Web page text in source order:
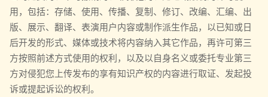
用，包括：存储、使用、传播、复制、修订、改编、汇编、出
版、展示、翻译、表演用户内容或制作派生作品，以已知或日
后开发的形式、媒体或技术将内容纳入其它作品，再许可第三
方按照前述方式使用的权利，以及以自身名义或委托专业第三
方对侵犯您上传发布的享有知识产权的内容进行取证、发起投
诉或提起诉讼的权利。